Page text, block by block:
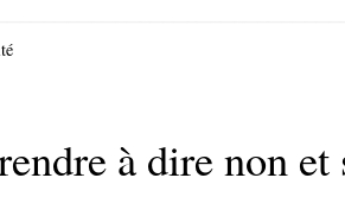
à dire non et